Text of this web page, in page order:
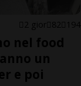
2 gior 82 194
nel food
un
e poi